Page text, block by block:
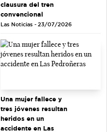
clausura del tren
convencional
Las Noticias - 23/07/2026
Una mujer fallece y
tres jóvenes resultan
heridos en un
accidente en Las